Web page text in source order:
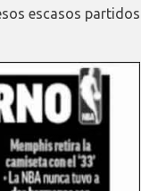
escasos partidos